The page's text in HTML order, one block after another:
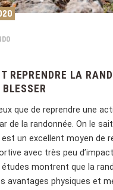
REPRENDRE LA
que de reprendre une
de la randonnée. On le
un excellent moyen de
avec très peu
études montrent que la
avantages physiques et